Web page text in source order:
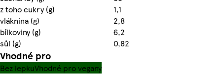
z toho cukry (g)
1,1
vláknina (g)
2,8
bílkoviny (g)
6,2
sůl (g)
0,82
Vhodné pro
Bez lepkuVhodné pro vegany